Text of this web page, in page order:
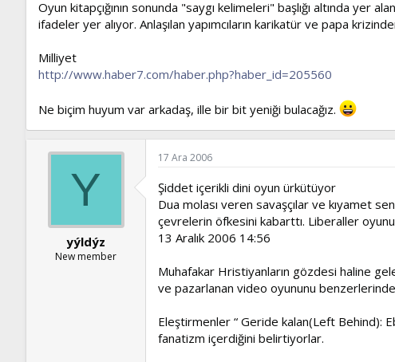
Oyun kitapçığının sonunda "saygı kelimeleri" başlığı altında yer
ifadeler yer alıyor. Anlaşılan yapımcıların karikatür ve papa
Milliyet
http://www.haber7.com/haber.php?haber_id=205560
Ne biçim huyum var arkadaş, ille bir bit yeniği bulacağız.
Y
yýldýz
New member
17 Ara 2006
Şiddet içerikli dini oyun ürkütüyor
Dua molası veren savaşçılar ve kıyamet
çevrelerin öfkesini kabarttı. Liberaller
13 Aralık 2006 14:56
Muhafakar Hristiyanların gözdesi haline
ve pazarlanan video oyununu
Eleştirmenler “ Geride kalan(Left Behind):
fanatizm içerdiğini belirtiyorlar.